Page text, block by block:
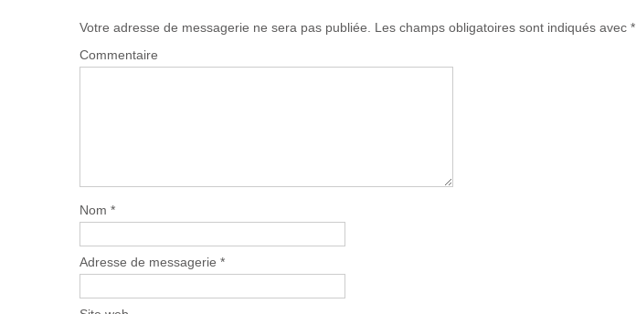
Votre adresse de messagerie ne sera pas publiée. Les champs obligatoires sont indiqués avec *
Commentaire
Nom *
Adresse de messagerie *